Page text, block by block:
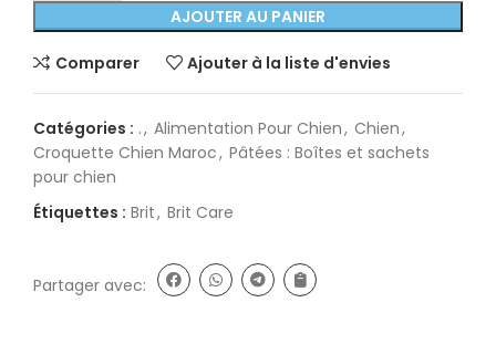
AJOUTER AU PANIER
Comparer Ajouter à la liste d'envies
Catégories : ., Alimentation Pour Chien, Chien,
Croquette Chien Maroc, Pâtées : Boîtes et sachets
pour chien
Étiquettes : Brit, Brit Care
Partager avec: